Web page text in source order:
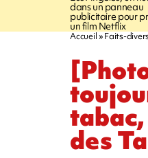
dans un panneau
publicitaire pour
un film Netflix
Accueil Faits-
des